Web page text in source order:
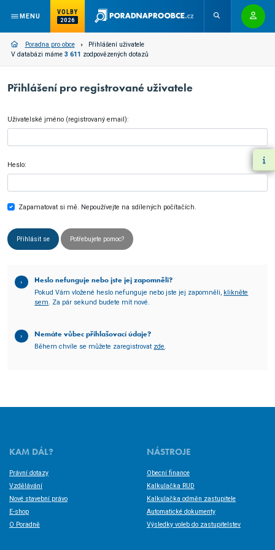
MENU
VOLBY
2026
Poradna pro obce
Přihlášení uživatele
V databázi máme 3 611 zodpovězených dotazů
Přihlášení pro registrované uživatele
Uživatelské jméno (registrovaný email):
Heslo:
Zapamatovat si mě. Nepoužívejte na sdílených počítačích.
Přihlásit se Potřebujete pomoc?
Heslo nefunguje nebo jste jej zapomněli?
Pokud Vám vložené heslo nefunguje nebo jste jej zapomněli, klikněte
sem. Za pár sekund budete mít nové.
Nemáte vůbec přihlašovací údaje?
Během chvíle se můžete zaregistrovat zde.
KAM DÁL?
Právní dotazy
Vzdělávání
Nové stavební právo
E-shop
O Poradně
NÁSTROJE
Obecní finance
Kalkulačka RUD
Kalkulačka odměn zastupitele
Automatické dokumenty
Výsledky voleb do zastupitelstev